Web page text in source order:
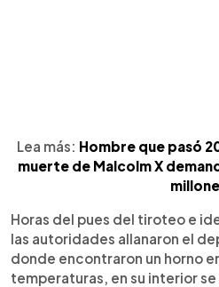
Lea más: Hombre que pasó
muerte de Malcolm X
Horas del pues del tiroteo e
las autoridades allanaron el
donde encontraron un horno
temperaturas, en su interior